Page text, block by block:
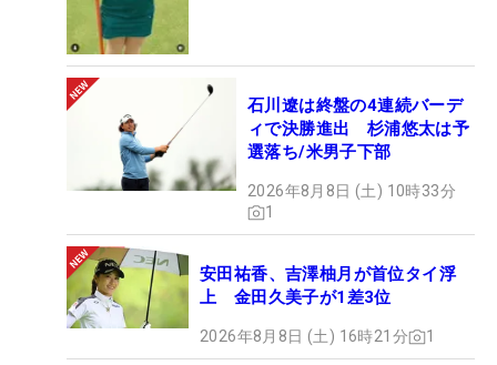
石川遼は終盤の4連続バーデ
ィで決勝進出 杉浦悠太は予
選落ち/米男子下部
2026年8月8日 (土) 10時33分
1
安田祐香、吉澤柚月が首位タイ浮
上 金田久美子が1差3位
2026年8月8日 (土) 16時21分 1